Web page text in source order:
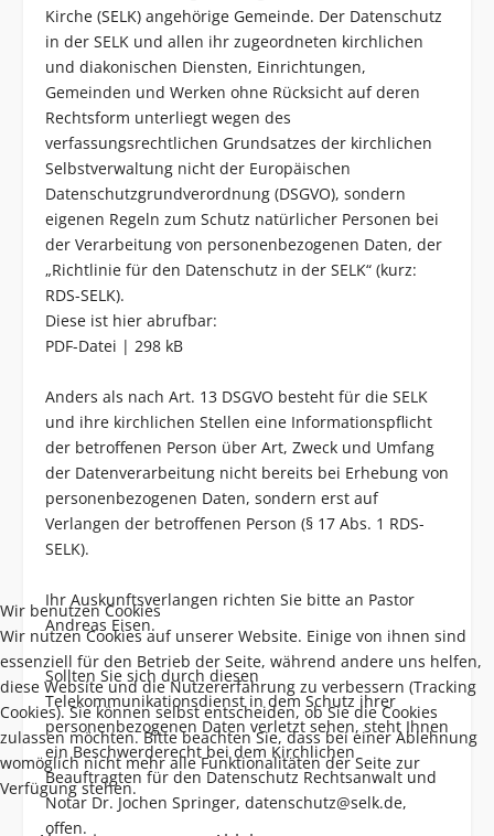
Kirche (SELK) angehörige Gemeinde. Der Datenschutz
in der SELK und allen ihr zugeordneten kirchlichen
und diakonischen Diensten, Einrichtungen,
Gemeinden und Werken ohne Rücksicht auf deren
Rechtsform unterliegt wegen des
verfassungsrechtlichen Grundsatzes der kirchlichen
Selbstverwaltung nicht der Europäischen
Datenschutzgrundverordnung (DSGVO), sondern
eigenen Regeln zum Schutz natürlicher Personen bei
der Verarbeitung von personenbezogenen Daten, der
„Richtlinie für den Datenschutz in der SELK“ (kurz:
RDS-SELK).
Diese ist hier abrufbar:
PDF-Datei | 298 kB
Anders als nach Art. 13 DSGVO besteht für die SELK
und ihre kirchlichen Stellen eine Informationspflicht
der betroffenen Person über Art, Zweck und Umfang
der Datenverarbeitung nicht bereits bei Erhebung von
personenbezogenen Daten, sondern erst auf
Verlangen der betroffenen Person (§ 17 Abs. 1 RDS-
SELK).
Ihr Auskunftsverlangen richten Sie bitte an Pastor
Andreas Eisen.
Sollten Sie sich durch diesen
Telekommunikationsdienst in dem Schutz ihrer
personenbezogenen Daten verletzt sehen, steht Ihnen
ein Beschwerderecht bei dem Kirchlichen
Beauftragten für den Datenschutz Rechtsanwalt und
Notar Dr. Jochen Springer, datenschutz@selk.de,
offen.
Wir benutzen Cookies
Wir nutzen Cookies auf unserer Website. Einige von ihnen sind
essenziell für den Betrieb der Seite, während andere uns helfen,
diese Website und die Nutzererfahrung zu verbessern (Tracking
Cookies). Sie können selbst entscheiden, ob Sie die Cookies
zulassen möchten. Bitte beachten Sie, dass bei einer Ablehnung
womöglich nicht mehr alle Funktionalitäten der Seite zur
Verfügung stehen.